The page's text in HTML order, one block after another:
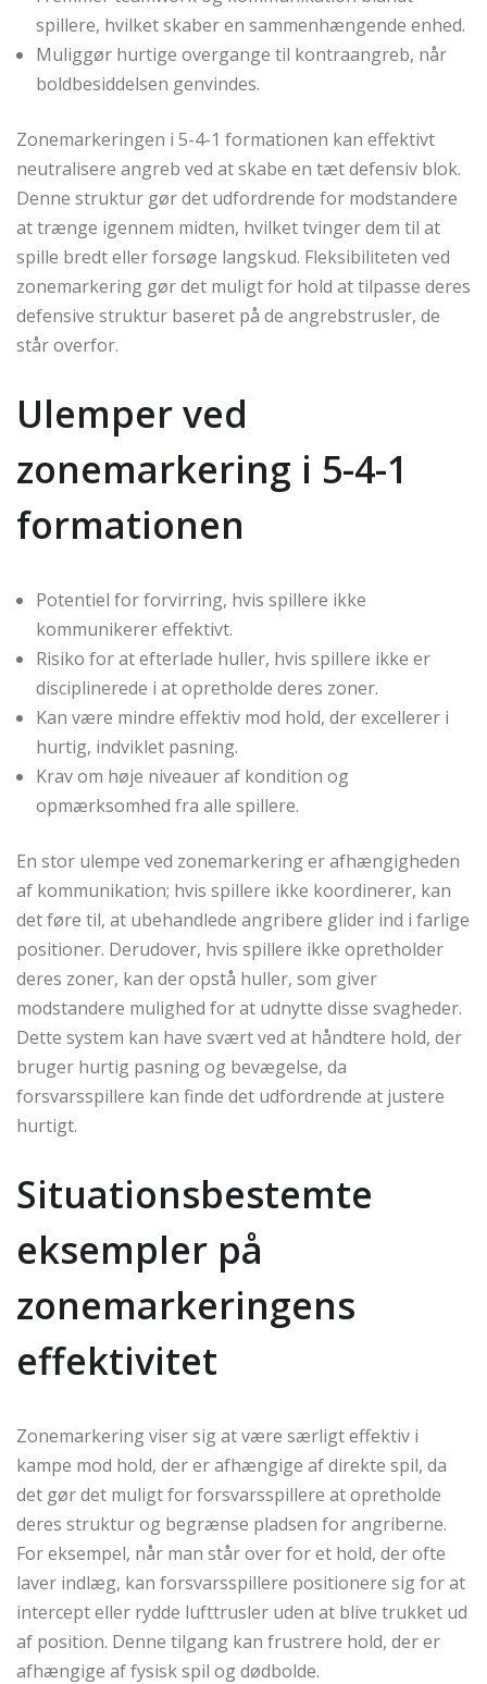
spillere, hvilket skaber en sammenhængende enhed.
Muliggør hurtige overgange til kontraangreb, når
boldbesiddelsen genvindes.
Zonemarkeringen i 5-4-1 formationen kan effektivt
neutralisere angreb ved at skabe en tæt defensiv blok.
Denne struktur gør det udfordrende for modstandere
at trænge igennem midten, hvilket tvinger dem til at
spille bredt eller forsøge langskud. Fleksibiliteten ved
zonemarkering gør det muligt for hold at tilpasse deres
defensive struktur baseret på de angrebstrusler, de
står overfor.
Ulemper ved
zonemarkering i 5-4-1
formationen
Potentiel for forvirring, hvis spillere ikke
kommunikerer effektivt.
Risiko for at efterlade huller, hvis spillere ikke er
disciplinerede i at opretholde deres zoner.
Kan være mindre effektiv mod hold, der excellerer i
hurtig, indviklet pasning.
Krav om høje niveauer af kondition og
opmærksomhed fra alle spillere.
En stor ulempe ved zonemarkering er afhængigheden
af kommunikation; hvis spillere ikke koordinerer, kan
det føre til, at ubehandlede angribere glider ind i farlige
positioner. Derudover, hvis spillere ikke opretholder
deres zoner, kan der opstå huller, som giver
modstandere mulighed for at udnytte disse svagheder.
Dette system kan have svært ved at håndtere hold, der
bruger hurtig pasning og bevægelse, da
forsvarsspillere kan finde det udfordrende at justere
hurtigt.
Situationsbestemte
eksempler på
zonemarkeringens
effektivitet
Zonemarkering viser sig at være særligt effektiv i
kampe mod hold, der er afhængige af direkte spil, da
det gør det muligt for forsvarsspillere at opretholde
deres struktur og begrænse pladsen for angriberne.
For eksempel, når man står over for et hold, der ofte
laver indlæg, kan forsvarsspillere positionere sig for at
intercept eller rydde lufttrusler uden at blive trukket ud
af position. Denne tilgang kan frustrere hold, der er
afhængige af fysisk spil og dødbolde.